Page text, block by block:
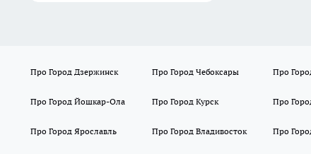
Про Город Дзержинск Про Город Чебоксары Про
Про Город Йошкар-Ола Про Город Курск Про
Про Город Ярославль Про Город Владивосток Про